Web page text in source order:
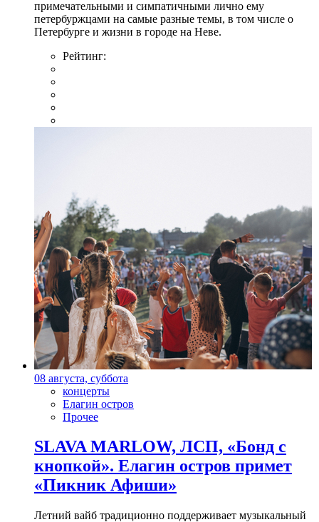
примечательными и симпатичными лично ему
петербуржцами на самые разные темы, в том числе о
Петербурге и жизни в городе на Неве.
Рейтинг:
08 августа, суббота
концерты
Елагин остров
Прочее
SLAVA MARLOW, ЛСП, «Бонд с
кнопкой». Елагин остров примет
«Пикник Афиши»
Летний вайб традиционно поддерживает музыкальный